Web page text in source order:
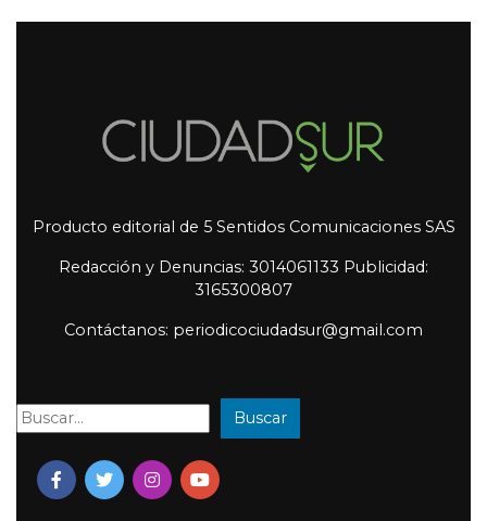
Producto editorial de 5 Sentidos Comunicaciones SAS
Redacción y Denuncias: 3014061133 Publicidad:
3165300807
Contáctanos: periodicociudadsur@gmail.com
Buscar: Buscar